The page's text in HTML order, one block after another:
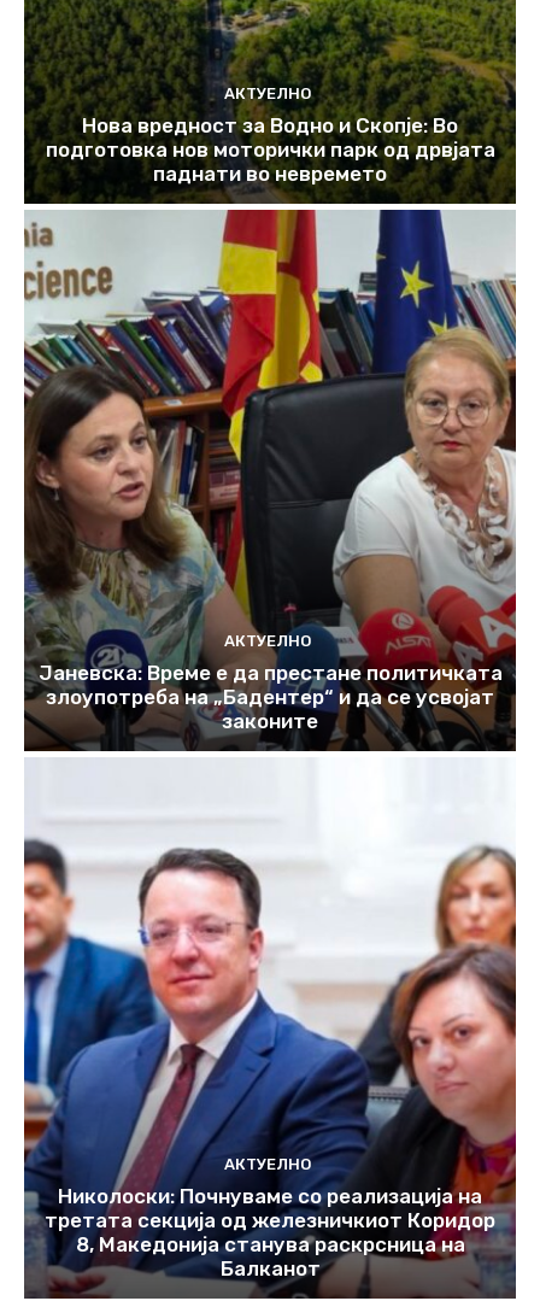
АКТУЕЛНО
Нова вредност за Водно и Скопје: Во
подготовка нов моторички парк од дрвјата
паднати во невремето
АКТУЕЛНО
Јаневска: Време е да престане политичката
злоупотреба на „Бадентер“ и да се усвојат
законите
АКТУЕЛНО
Николоски: Почнуваме со реализација на
третата секција од железничкиот Коридор
8, Македонија станува раскрсница на
Балканот